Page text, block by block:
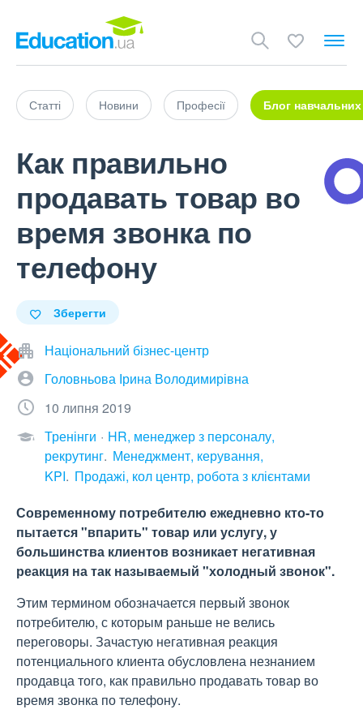
Статті Новини Професії Блог навчальних
Как правильно
продавать товар во
время звонка по
телефону
Зберегти
Національний бізнес-центр
Головньова Ірина Володимирівна
10 липня 2019
Тренінги
HR, менеджер з персоналу,
рекрутинг Менеджмент, керування,
KPI Продажі, кол центр, робота з клієнтами
Современному потребителю ежедневно кто-то
пытается "впарить" товар или услугу, у
большинства клиентов возникает негативная
реакция на так называемый "холодный звонок".
Этим термином обозначается первый звонок
потребителю, с которым раньше не велись
переговоры. Зачастую негативная реакция
потенциального клиента обусловлена незнанием
продавца того, как правильно продавать товар во
время звонка по телефону.